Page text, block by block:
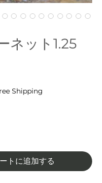
ネット1.25
Shipping
トに追加する